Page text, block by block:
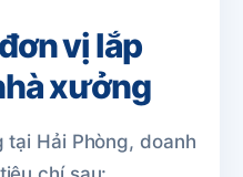
vị lắp
xưởng
tại Hải Phòng, doanh